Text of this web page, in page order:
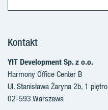
Kontakt
YIT Development Sp. z o.o.
Harmony Office Center B
Ul. Stanisława Żaryna 2b, 1 piętro
02-593 Warszawa